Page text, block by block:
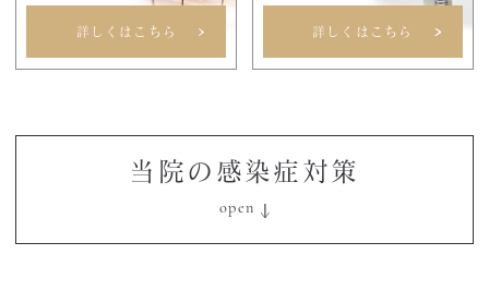
詳しくはこちら 詳しくはこちら
当院の感染症対策